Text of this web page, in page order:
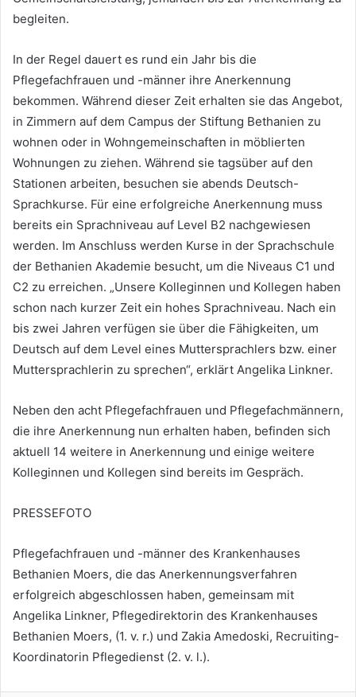
begleiten.
In der Regel dauert es rund ein Jahr bis die
Pflegefachfrauen und -männer ihre Anerkennung
bekommen. Während dieser Zeit erhalten sie das Angebot,
in Zimmern auf dem Campus der Stiftung Bethanien zu
wohnen oder in Wohngemeinschaften in möblierten
Wohnungen zu ziehen. Während sie tagsüber auf den
Stationen arbeiten, besuchen sie abends Deutsch-
Sprachkurse. Für eine erfolgreiche Anerkennung muss
bereits ein Sprachniveau auf Level B2 nachgewiesen
werden. Im Anschluss werden Kurse in der Sprachschule
der Bethanien Akademie besucht, um die Niveaus C1 und
C2 zu erreichen. „Unsere Kolleginnen und Kollegen haben
schon nach kurzer Zeit ein hohes Sprachniveau. Nach ein
bis zwei Jahren verfügen sie über die Fähigkeiten, um
Deutsch auf dem Level eines Muttersprachlers bzw. einer
Muttersprachlerin zu sprechen“, erklärt Angelika Linkner.
Neben den acht Pflegefachfrauen und Pflegefachmännern,
die ihre Anerkennung nun erhalten haben, befinden sich
aktuell 14 weitere in Anerkennung und einige weitere
Kolleginnen und Kollegen sind bereits im Gespräch.
PRESSEFOTO
Pflegefachfrauen und -männer des Krankenhauses
Bethanien Moers, die das Anerkennungsverfahren
erfolgreich abgeschlossen haben, gemeinsam mit
Angelika Linkner, Pflegedirektorin des Krankenhauses
Bethanien Moers, (1. v. r.) und Zakia Amedoski, Recruiting-
Koordinatorin Pflegedienst (2. v. l.).